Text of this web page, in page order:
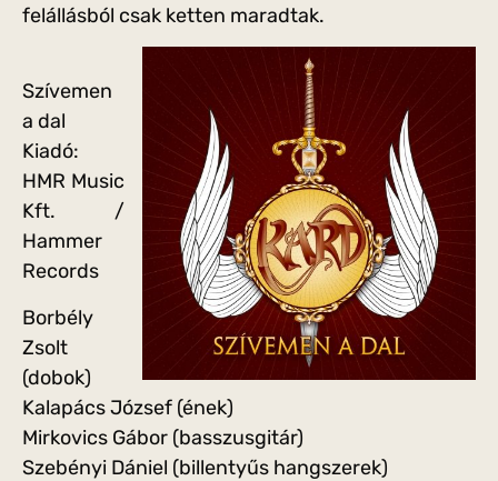
felállásból csak ketten maradtak.
Szívemen
a dal
Kiadó:
HMR Music
Kft. /
Hammer
Records
Borbély
Zsolt
(dobok)
Kalapács József (ének)
Mirkovics Gábor (basszusgitár)
Szebényi Dániel (billentyűs hangszerek)